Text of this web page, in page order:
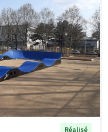
Réalisé